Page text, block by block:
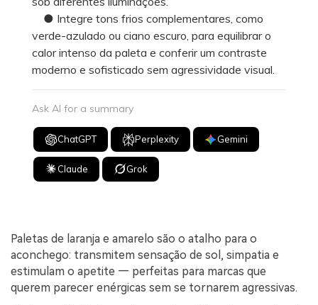
● Integre tons frios complementares, como
verde-azulado ou ciano escuro, para equilibrar o
calor intenso da paleta e conferir um contraste
moderno e sofisticado sem agressividade visual.
Ask AI for a summary
ChatGPT Perplexity Gemini
Claude Grok
Paletas de laranja e amarelo são o atalho para o
aconchego: transmitem sensação de sol, simpatia e
estimulam o apetite — perfeitas para marcas que
querem parecer enérgicas sem se tornarem agressivas.